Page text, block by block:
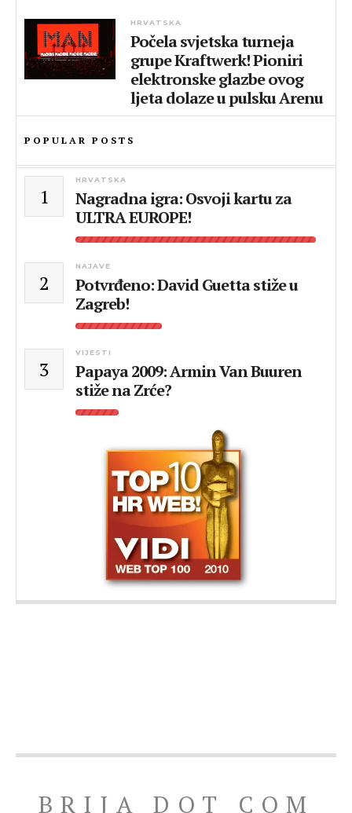
HRVATSKA
Počela svjetska turneja
grupe Kraftwerk! Pioniri
elektronske glazbe ovog
ljeta dolaze u pulsku Arenu
POPULAR POSTS
1
HRVATSKA
Nagradna igra: Osvoji kartu za
ULTRA EUROPE!
2
NAJAVE
Potvrđeno: David Guetta stiže u
Zagreb!
3
VIJESTI
Papaya 2009: Armin Van Buuren
stiže na Zrće?
BRIJA DOT COM